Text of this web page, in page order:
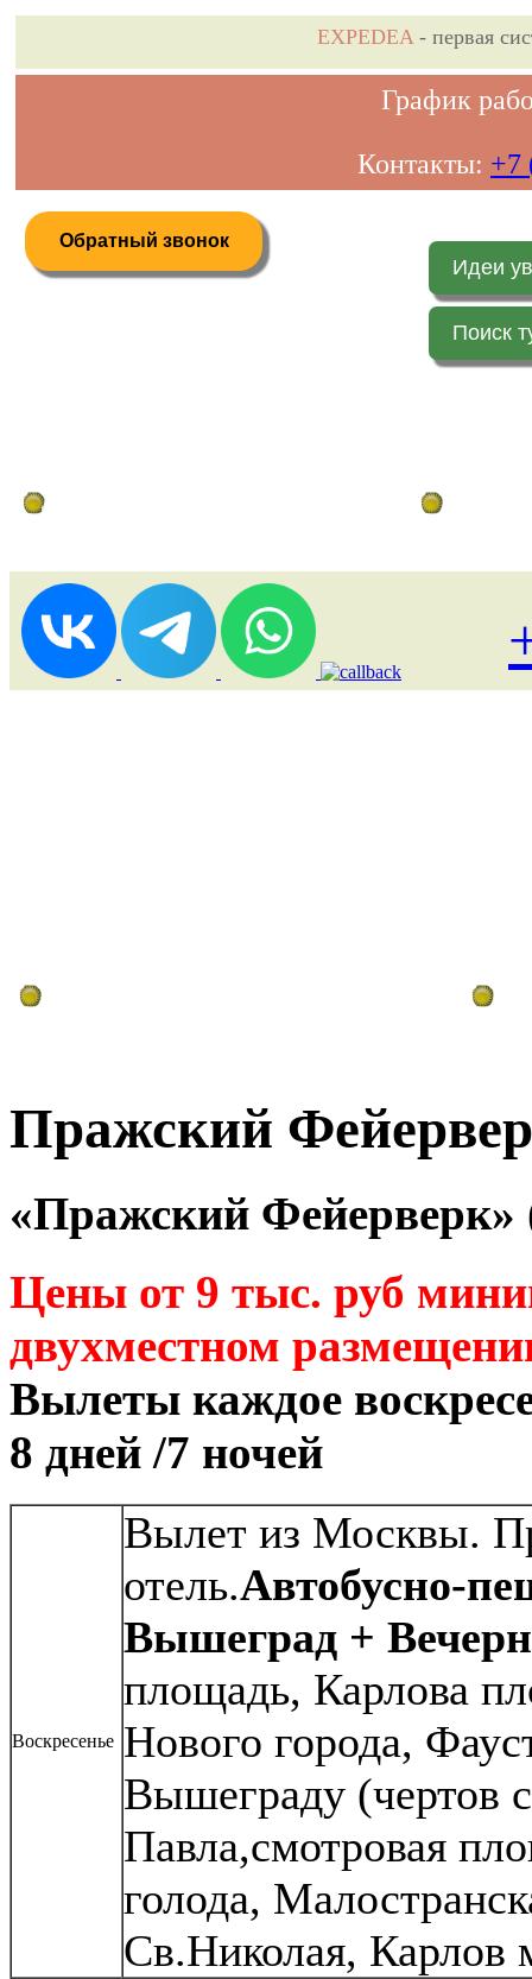
EXPEDEA- первая
График
Контакты: +7
Обратный звонок
Идеи
Поиск
Дистанционное бронирование туров
Пражский
«Пражский Фейерверк»
Цены от 9 тыс. руб
двухместном
Вылеты каждое
8 дней /7 ночей
Воскресенье
Вылет из Москвы.
отель.Автобусно-
Вышеград +
площадь, Карлова
Нового города,
Вышеграду (чертов
Павла,смотровая
голода,
Св.Николая, Карлов